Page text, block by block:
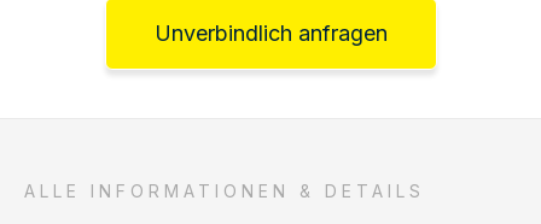
Unverbindlich anfragen
ALLE INFORMATIONEN & DETAILS